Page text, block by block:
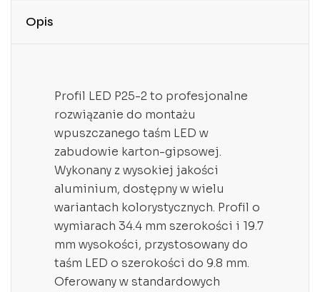
Opis
Profil LED P25-2 to profesjonalne
rozwiązanie do montażu
wpuszczanego taśm LED w
zabudowie karton-gipsowej.
Wykonany z wysokiej jakości
aluminium, dostępny w wielu
wariantach kolorystycznych. Profil o
wymiarach 34.4 mm szerokości i 19.7
mm wysokości, przystosowany do
taśm LED o szerokości do 9.8 mm.
Oferowany w standardowych